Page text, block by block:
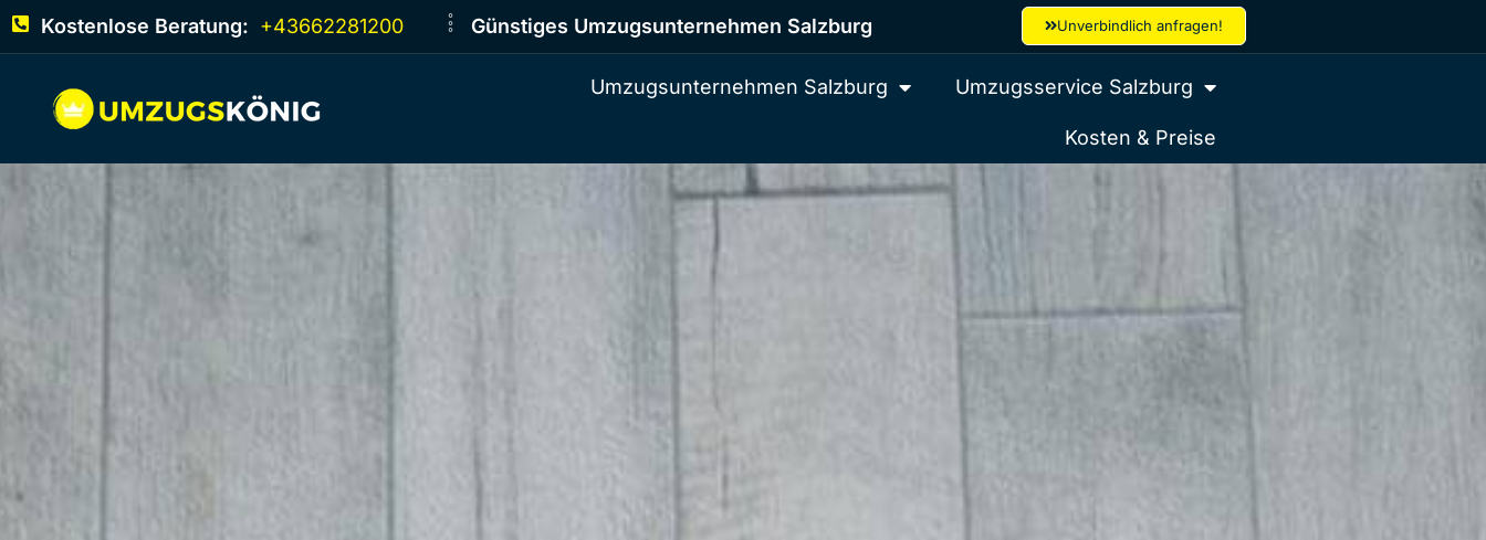
Kostenlose Beratung: +43662281200 Günstiges Umzugsunternehmen Salzburg Unverbindlich anfragen!
Umzugsunternehmen Salzburg Umzugsservice Salzburg
Kosten & Preise